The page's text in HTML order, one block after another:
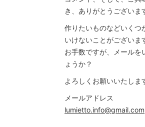
き、ありがとうございま
作りたいものなどいくつ
いけないことがございま
お手数ですが、メールを
ょうか？
よろしくお願いいたしま
メールアドレス
lumietto.info@gmail.com